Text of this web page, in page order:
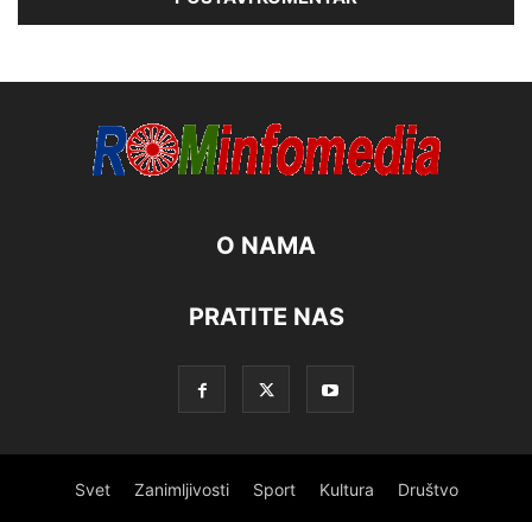
O NAMA
PRATITE NAS
Svet Zanimljivosti Sport Kultura Društvo